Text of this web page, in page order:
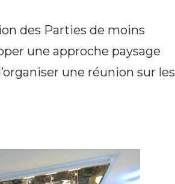
des Parties de moins
une approche paysage
une réunion sur les